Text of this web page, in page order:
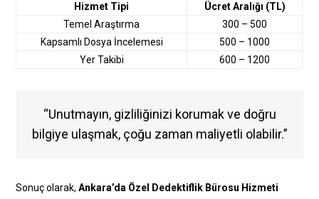
Hizmet Tipi
Ücret Aralığı (TL)
Temel Araştırma
300 – 500
Kapsamlı Dosya İncelemesi
500 – 1000
Yer Takibi
600 – 1200
“Unutmayın, gizliliğinizi korumak ve doğru
bilgiye ulaşmak, çoğu zaman maliyetli olabilir.”
Sonuç olarak,Ankara’da Özel Dedektiflik Bürosu Hizmeti